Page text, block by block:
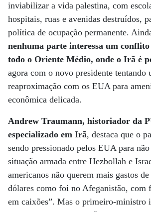
inviabilizar a vida palestina, com
hospitais, ruas e avenidas destruídos,
política de ocupação permanente.
nenhuma parte interessa um
todo o Oriente Médio, onde o Irã é
agora com o novo presidente tentando
reaproximação com os EUA para
econômica delicada.
Andrew Traumann, historiador da
especializado em Irã, destaca que o
sendo pressionado pelos EUA para
situação armada entre Hezbollah e
americanos não querem mais gastos
dólares como foi no Afeganistão, com
em caixões”. Mas o primeiro-ministro